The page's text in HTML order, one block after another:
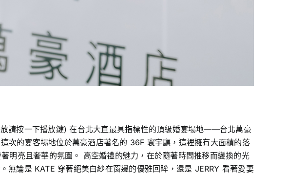
請按一下播放鍵) 在台北大直最具指標性的頂級婚宴場地——台北萬豪
的宴客場地位於萬豪酒店著名的 36F 寰宇廳，這裡擁有大面積的落
明亮且奢華的氛圍。 高空婚禮的魅力，在於隨著時間推移而變換的光
無論是 KATE 穿著絕美白紗在窗邊的優雅回眸，還是 JERRY 看著愛妻